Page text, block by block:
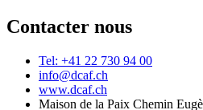
Contacter nous
Tel: +41 22 730 94 00
info@dcaf.ch
www.dcaf.ch
Maison de la Paix Chemin